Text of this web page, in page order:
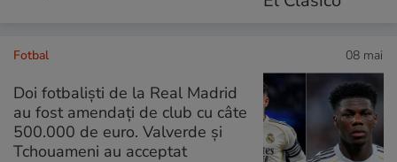
Fotbal 08 mai
Doi fotbaliști de la Real Madrid
au fost amendați de club cu câte
500.000 de euro. Valverde și
Tchouameni au acceptat